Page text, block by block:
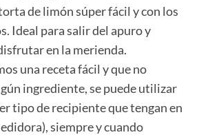
de limón súper fácil y con los
Ideal para salir del apuro y
en la merienda.
una receta fácil y que no
ingrediente, se puede utilizar
tipo de recipiente que tengan en
siempre y cuando